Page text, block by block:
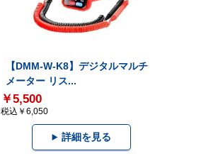
【DMM-W-K8】デジタルマルチ
メーター リス...
￥5,500
税込￥6,050
詳細を見る